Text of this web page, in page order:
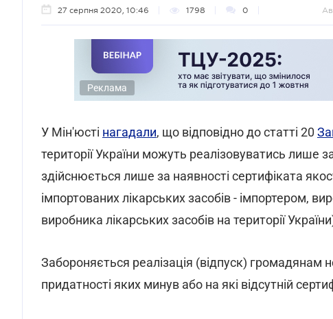
27 серпня 2020, 10:46 1798 0
Реклама
У Мін'юсті нагадали, що відповідно до статті 20
території України можуть реалізовуватись лише
здійснюється лише за наявності сертифіката
імпортованих лікарських засобів - імпортером,
виробника лікарських засобів на території
Забороняється реалізація (відпуск) громадянам
придатності яких минув або на які відсутній